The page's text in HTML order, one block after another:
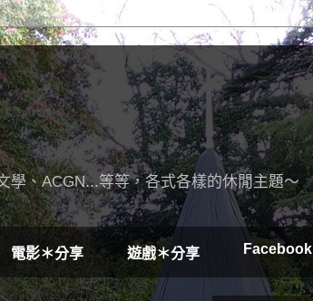
學、ACGN...等等，各式各樣的休閒主題～
電影＊分享 遊戲＊分享 Facebook